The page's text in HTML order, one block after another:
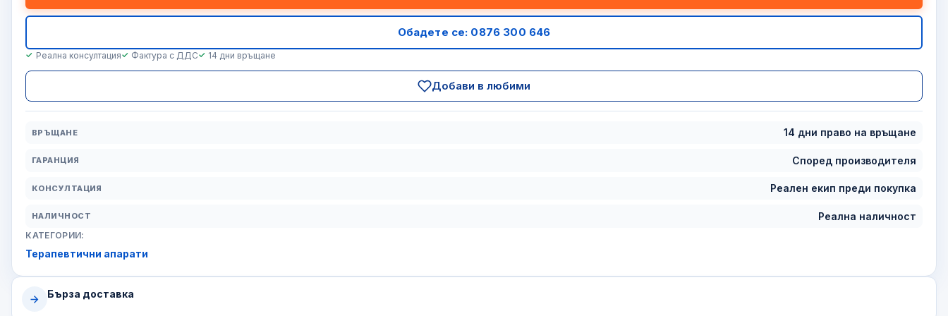
Обадете се: 0876 300 646
Реална консултация Фактура с ДДС 14 дни връщане
Добави в любими
ВРЪЩАНЕ 14 дни право на връщане
ГАРАНЦИЯ Според производителя
КОНСУЛТАЦИЯ Реален екип преди покупка
НАЛИЧНОСТ Реална наличност
КАТЕГОРИИ:
Терапевтични апарати
Бърза доставка